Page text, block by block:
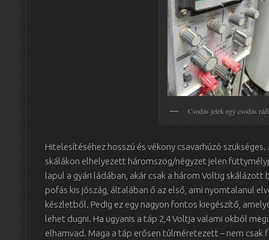
Csodás jelek egy csodás
Hitelesítéséhez hosszú és vékony csavarhúzó
skálákon elhelyezett háromszög/négyzet jelen
lapul a gyári ládában, akár csak a három Voltig
pofás kis jószág, általában ő az első, ami nyomtalanul
készletből. Pedig ez egy nagyon fontos kiegészítő,
lehet dugni. Ha ugyanis a táp 2,4 Voltja valami okból
elhamvad. Maga a táp erősen túlméretezett – nem